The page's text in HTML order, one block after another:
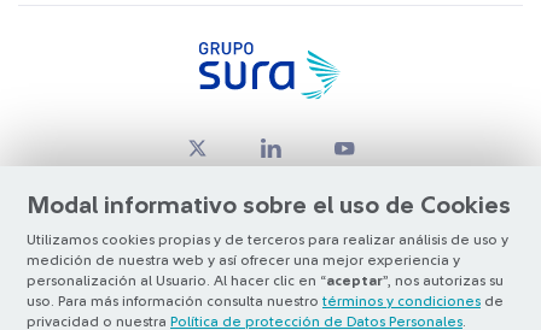
Modal informativo sobre el uso de Cookies
Utilizamos cookies propias y de terceros para realizar análisis de uso y
medición de nuestra web y así ofrecer una mejor experiencia y
personalización al Usuario. Al hacer clic en “aceptar”, nos autorizas su
uso. Para más información consulta nuestro términos y condiciones de
privacidad o nuestra Política de protección de Datos Personales
© Copyright Grupo SURA 2026